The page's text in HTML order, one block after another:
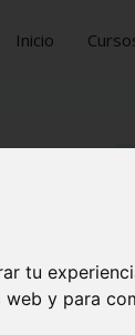
tu
y para
Inicio
para
de